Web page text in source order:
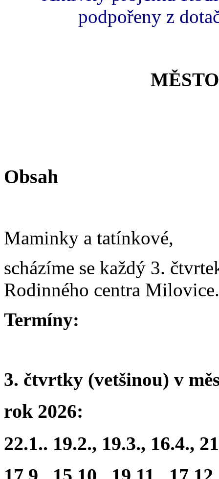
podpořeny z
Obsah
Maminky a tatínkové,
scházíme se každý 3.
Rodinného centra Milovice.
Termíny:
3. čtvrtky (vetšinou) v
rok 2026:
22.1.. 19.2., 19.3., 16.4.,